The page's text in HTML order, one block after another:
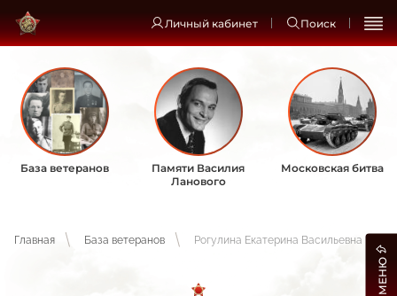
Личный кабинет Поиск
База ветеранов
Памяти Василия
Ланового
Московская битва
Главная База ветеранов Рогулина Екатерина Васильевна
МЕНЮ